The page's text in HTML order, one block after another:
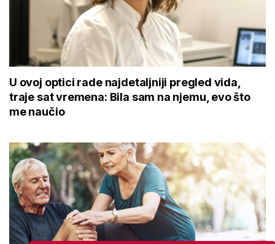
U ovoj optici rade najdetaljniji pregled vida,
traje sat vremena: Bila sam na njemu, evo što
me naučio